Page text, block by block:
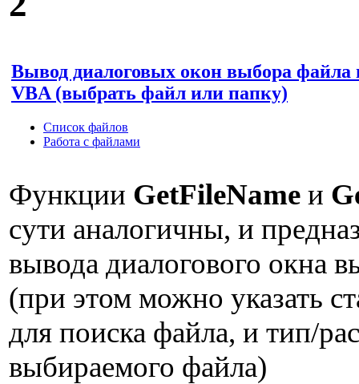
Вывод диалоговых окон выбора файла
VBA (выбрать файл или папку)
Список файлов
Работа с файлами
Функции GetFileName и
сути аналогичны, и
вывода диалогового окна
(при этом можно указать
для поиска файла, и тип/
выбираемого файла)